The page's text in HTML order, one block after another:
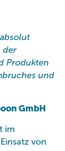
der
Produkten
und
GmbH
im
von